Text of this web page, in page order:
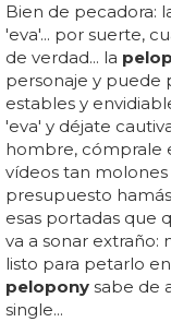
Bien de pecadora:
'eva'... por suerte,
de verdad... la
personaje y puede
estables y
'eva' y déjate
hombre, cómprale
vídeos tan
presupuesto
esas portadas que
va a sonar
listo para petarlo
pelopony sabe de
single...